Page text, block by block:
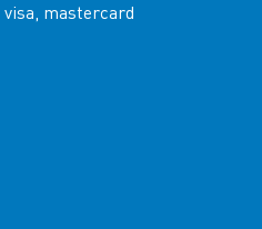
visa, mastercard